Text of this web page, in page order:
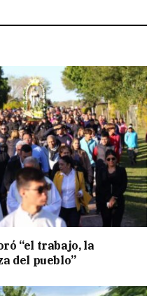
“el trabajo, la
del pueblo”